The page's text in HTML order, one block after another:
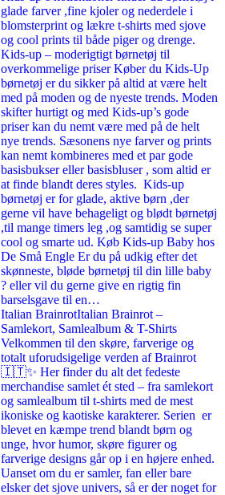
glade farver ,fine kjoler og nederdele i
blomsterprint og lækre t-shirts med sjove
og cool prints til både piger og drenge.
Kids-up – moderigtigt børnetøj til
overkommelige priser Køber du Kids-Up
børnetøj er du sikker på altid at være helt
med på moden og de nyeste trends. Moden
skifter hurtigt og med Kids-up’s gode
priser kan du nemt være med på de helt
nye trends. Sæsonens nye farver og prints
kan nemt kombineres med et par gode
basisbukser eller basisbluser , som altid er
at finde blandt deres styles. Kids-up
børnetøj er for glade, aktive børn ,der
gerne vil have behageligt og blødt børnetøj
,til mange timers leg ,og samtidig se super
cool og smarte ud. Køb Kids-up Baby hos
De Små Engle Er du på udkig efter det
skønneste, bløde børnetøj til din lille baby
? eller vil du gerne give en rigtig fin
barselsgave til en…
Italian BrainrotItalian Brainrot –
Samlekort, Samlealbum & T-Shirts
Velkommen til den skøre, farverige og
totalt uforudsigelige verden af Brainrot
🇮🇹✨ Her finder du alt det fedeste
merchandise samlet ét sted – fra samlekort
og samlealbum til t-shirts med de mest
ikoniske og kaotiske karakterer. Serien er
blevet en kæmpe trend blandt børn og
unge, hvor humor, skøre figurer og
farverige designs går op i en højere enhed.
Uanset om du er samler, fan eller bare
elsker det sjove univers, så er der noget for